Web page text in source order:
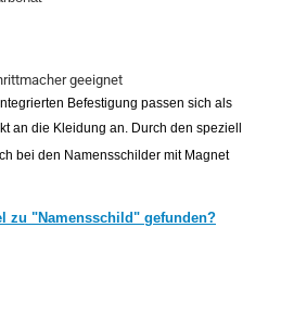
geeignet
Befestigung passen sich als
an die Kleidung an. Durch den speziell
bei den Namensschilder mit Magnet
zu "Namensschild" gefunden?